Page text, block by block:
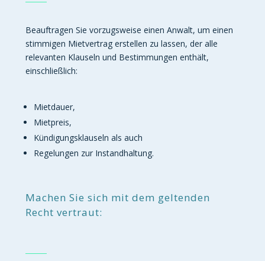
Beauftragen Sie vorzugsweise einen Anwalt, um einen
stimmigen Mietvertrag erstellen zu lassen, der alle
relevanten Klauseln und Bestimmungen enthält,
einschließlich:
Mietdauer,
Mietpreis,
Kündigungsklauseln als auch
Regelungen zur Instandhaltung.
Machen Sie sich mit dem geltenden
Recht vertraut: